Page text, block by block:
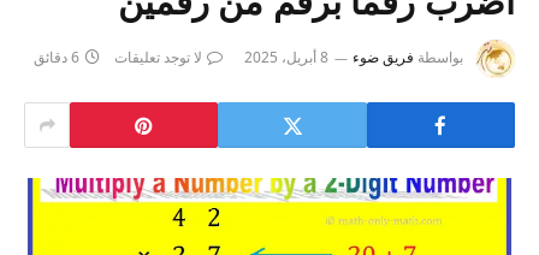
بواسطة فريق ضوء 8 أبريل، 2025 لا توجد تعليقات 6 دقائق